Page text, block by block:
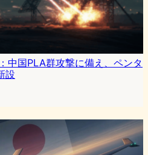
中国PLA群攻撃に備え、ペンタ
設